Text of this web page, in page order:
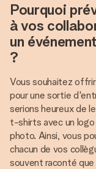
Pourquoi
à vos
un
?
Vous souhaitez
pour une sortie
serions heureux de
t-shirts avec un logo
photo. Ainsi, vous
chacun de vos
souvent raconté